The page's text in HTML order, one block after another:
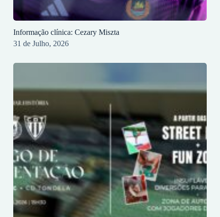
Informação clínica: Cezary Miszta
31 de Julho, 2026